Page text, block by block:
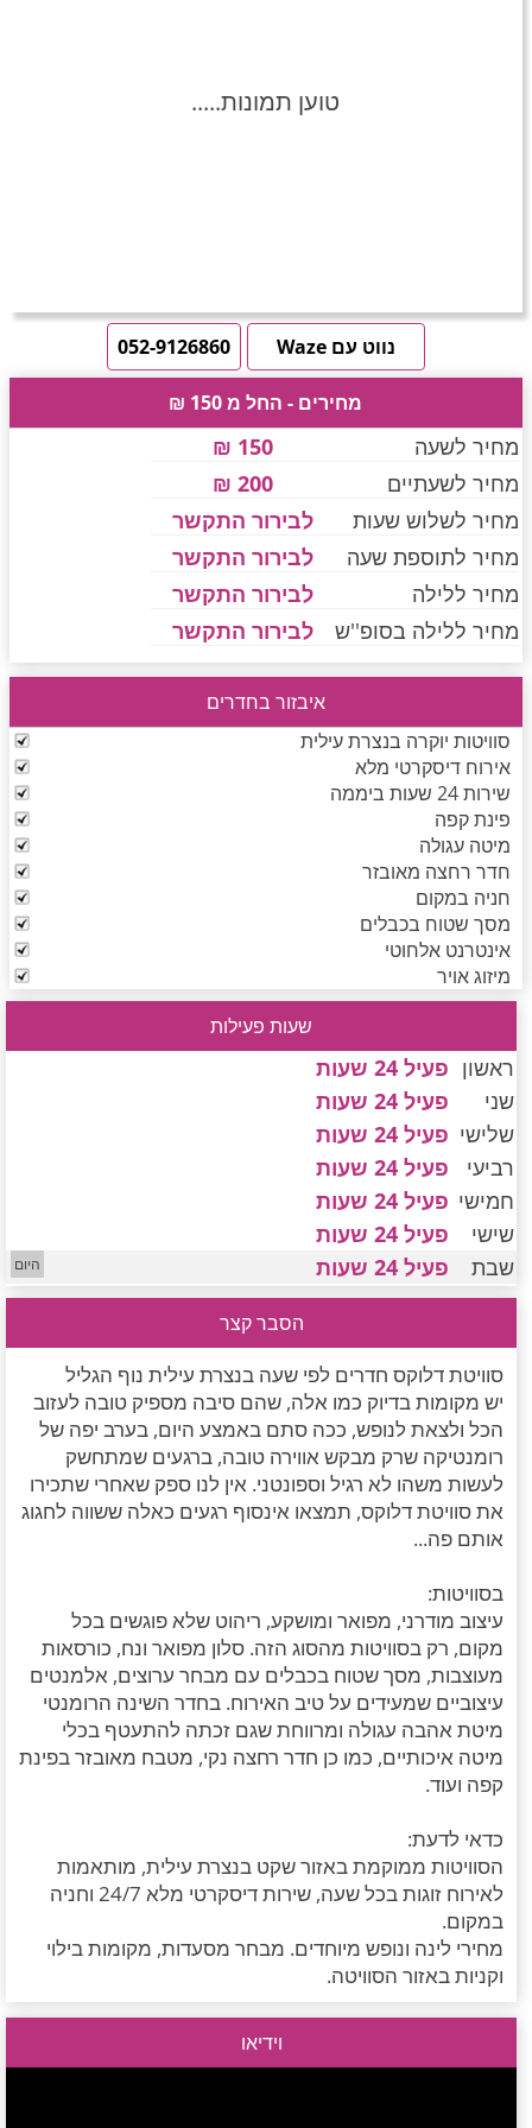
חדרים לפי שעה בנגב
חדרים לפי שעה בגליל עליון
חדרים לפי שעה בחוף הכרמל
חדרים לפי שעה בחיפה קריות
חדרים לפי שעה בכנרת גליל תחתון עמקים
חדרים לפי שעה ברמת הגולן
חדרים לפי שעה בהערבה
חדרים לפי שעה בעמק יזרעאל
חדרים לפי שעה במישור החוף הדרומי
טוען תמונות.....
052-9126860 נווט עם Waze
מחירים - החל מ 150 ₪
מחיר לשעה
150 ₪
מחיר לשעתיים
200 ₪
מחיר לשלוש שעות
לבירור התקשר
מחיר לתוספת שעה
לבירור התקשר
מחיר ללילה
לבירור התקשר
מחיר ללילה בסופ''ש
לבירור התקשר
איבזור בחדרים
סוויטות יוקרה בנצרת עילית
אירוח דיסקרטי מלא
שירות 24 שעות ביממה
פינת קפה
מיטה עגולה
חדר רחצה מאובזר
חניה במקום
מסך שטוח בכבלים
אינטרנט אלחוטי
מיזוג אויר
שעות פעילות
ראשון פעיל 24 שעות
שני
פעיל 24 שעות
שלישי פעיל 24 שעות
רביעי
פעיל 24 שעות
חמישי פעיל 24 שעות
שישי
פעיל 24 שעות
שבת
פעיל 24 שעות
הסבר קצר
סוויטת דלוקס חדרים לפי שעה בנצרת עילית נוף הגליל
יש מקומות בדיוק כמו אלה, שהם סיבה מספיק טובה לעזוב
הכל ולצאת לנופש, ככה סתם באמצע היום, בערב יפה של
רומנטיקה שרק מבקש אווירה טובה, ברגעים שמתחשק
לעשות משהו לא רגיל וספונטני. אין לנו ספק שאחרי שתכירו
את סוויטת דלוקס, תמצאו אינסוף רגעים כאלה ששווה לחגוג
אותם פה...
בסוויטות:
עיצוב מודרני, מפואר ומושקע, ריהוט שלא פוגשים בכל
מקום, רק בסוויטות מהסוג הזה. סלון מפואר ונח, כורסאות
מעוצבות, מסך שטוח בכבלים עם מבחר ערוצים, אלמנטים
עיצוביים שמעידים על טיב האירוח. בחדר השינה הרומנטי
מיטת אהבה עגולה ומרווחת שגם זכתה להתעטף בכלי
מיטה איכותיים, כמו כן חדר רחצה נקי, מטבח מאובזר בפינת
קפה ועוד.
כדאי לדעת:
הסוויטות ממוקמת באזור שקט בנצרת עילית, מותאמות
לאירוח זוגות בכל שעה, שירות דיסקרטי מלא 24/7 וחניה
במקום.
מחירי לינה ונופש מיוחדים. מבחר מסעדות, מקומות בילוי
וקניות באזור הסוויטה.
וידיאו